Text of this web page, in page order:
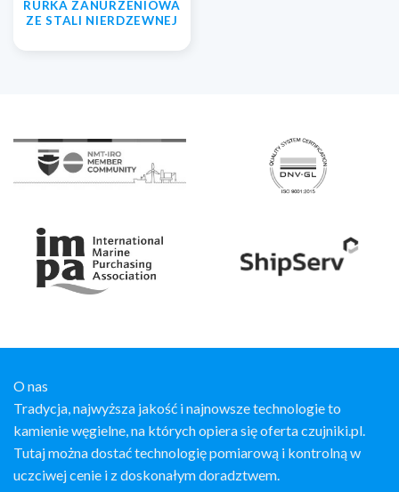
RURKA ZANURZENIOWA
ZE STALI NIERDZEWNEJ
O nas
Tradycja, najwyższa jakość i najnowsze technologie to
kamienie węgielne, na których opiera się oferta czujniki.pl.
Tutaj można dostać technologię pomiarową i kontrolną w
uczciwej cenie i z doskonałym doradztwem.